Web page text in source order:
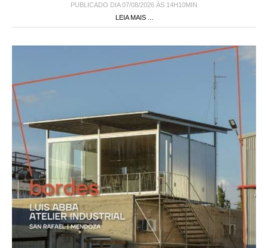
PUBLICADO DIA 07/08/2026 ÀS 14H10MIN
LEIA MAIS ...